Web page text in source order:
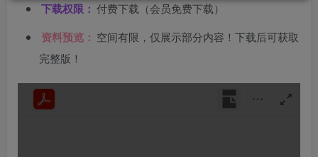
下载权限： 付费下载（会员免费下载）
资料预览： 空间有限，仅展示部分内容！下载后可获取
完整版！